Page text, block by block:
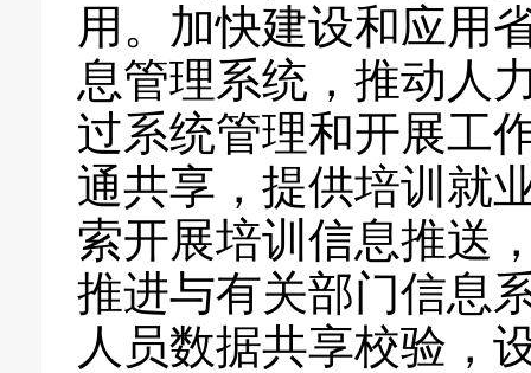
用。加快建设和应用
息管理系统，推动人
过系统管理和开展工
通共享，提供培训就
索开展培训信息推送
推进与有关部门信息
人员数据共享校验，